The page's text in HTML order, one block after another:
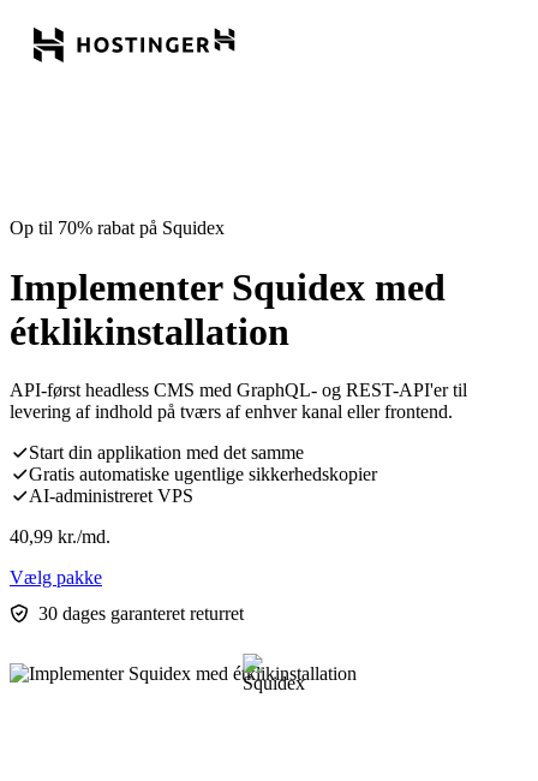
Op til 70% rabat på Squidex
Implementer Squidex med
étklikinstallation
API-først headless CMS med GraphQL- og REST-API'er til
levering af indhold på tværs af enhver kanal eller frontend.
Start din applikation med det samme
Gratis automatiske ugentlige sikkerhedskopier
AI-administreret VPS
40,99 kr./md.
Vælg pakke
30 dages garanteret returret